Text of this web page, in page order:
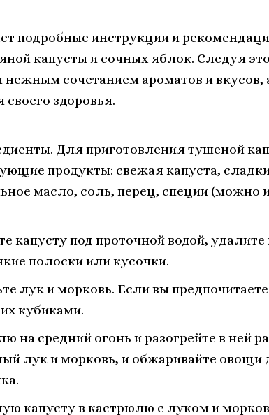
подробные инструкции и
капусты и сочных яблок. Следуя
сочетанием ароматов и вкусов,
здоровья.
Для приготовления тушеной
продукты: свежая капуста,
масло, соль, перец, специи (можно
капусту под проточной водой,
полоски или кусочки.
лук и морковь. Если вы
кубиками.
на средний огонь и разогрейте в ней
лук и морковь, и обжаривайте овощи
капусту в кастрюлю с луком и